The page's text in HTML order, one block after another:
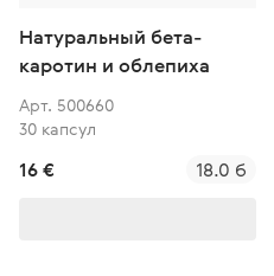
Натуральный бета-
каротин и облепиха
Арт. 500660
30 капсул
16 € 18.0 б